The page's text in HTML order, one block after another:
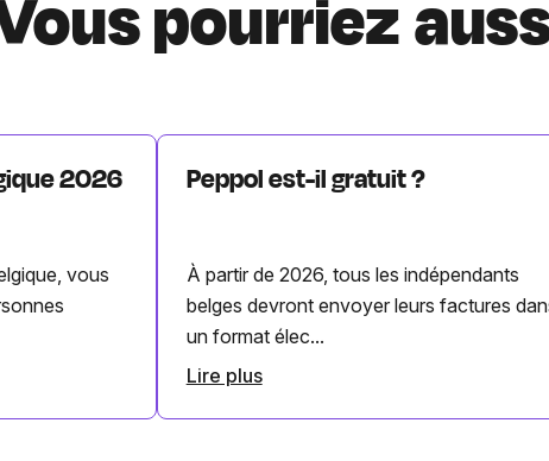
pourriez
2026
vous
Peppol est-il gratuit ?
À partir de 2026, tous les indépendants
belges devront envoyer leurs factures
un format élec...
Lire plus